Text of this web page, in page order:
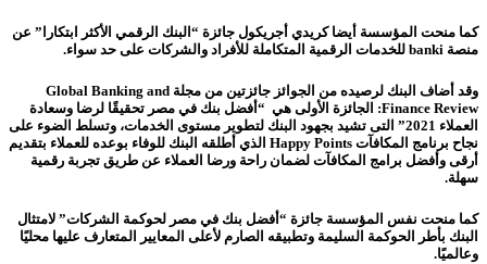
كما منحت المؤسسة أيضا كريدي أجريكول جائزة “البنك الرقمي الأكثر ابتكارا” عن
منصة banki للخدمات الرقمية المتكاملة للأفراد والشركات على حد سواء.
وقد أضاف البنك لرصيده من الجوائز جائزتين من مجلة Global Banking and
Finance Review: الجائزة الأولى هي “أفضل بنك في مصر تحقيقًا لرضا وسعادة
العملاء 2021” التى تشيد بجهود البنك لتطوير مستوى الخدمات، وتسلط الضوء على
نجاح برنامج المكافآت Happy Points الذي أطلقه البنك للوفاء بوعده للعملاء بتقديم
أرقى وأفضل برامج المكافآت لضمان راحة ورضا العملاء عن طريق تجربة رقمية
سهلة.
كما منحت نفس المؤسسة جائزة “أفضل بنك في مصر لحوكمة الشركات” لامتثال
البنك بأطر الحوكمة السليمة وتطبيقه الصارم لأعلى المعايير المتعارف عليها محليًا
وعالميًا.